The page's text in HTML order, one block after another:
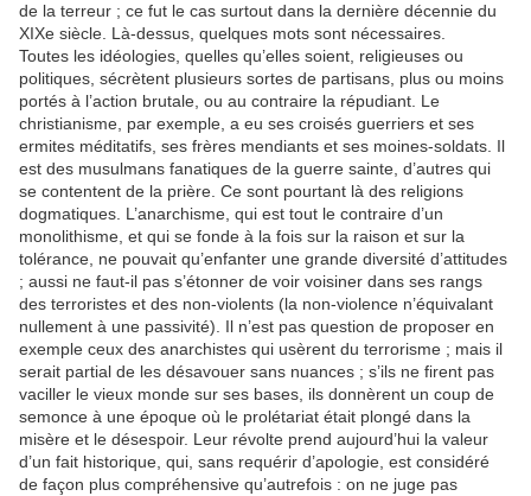
de la terreur ; ce fut le cas surtout dans la dernière décennie du
XIXe siècle. Là-dessus, quelques mots sont nécessaires.
Toutes les idéologies, quelles qu’elles soient, religieuses ou
politiques, sécrètent plusieurs sortes de partisans, plus ou moins
portés à l’action brutale, ou au contraire la répudiant. Le
christianisme, par exemple, a eu ses croisés guerriers et ses
ermites méditatifs, ses frères mendiants et ses moines-soldats. Il
est des musulmans fanatiques de la guerre sainte, d’autres qui
se contentent de la prière. Ce sont pourtant là des religions
dogmatiques. L’anarchisme, qui est tout le contraire d’un
monolithisme, et qui se fonde à la fois sur la raison et sur la
tolérance, ne pouvait qu’enfanter une grande diversité d’attitudes
; aussi ne faut-il pas s’étonner de voir voisiner dans ses rangs
des terroristes et des non-violents (la non-violence n’équivalant
nullement à une passivité). Il n’est pas question de proposer en
exemple ceux des anarchistes qui usèrent du terrorisme ; mais il
serait partial de les désavouer sans nuances ; s’ils ne firent pas
vaciller le vieux monde sur ses bases, ils donnèrent un coup de
semonce à une époque où le prolétariat était plongé dans la
misère et le désespoir. Leur révolte prend aujourd’hui la valeur
d’un fait historique, qui, sans requérir d’apologie, est considéré
de façon plus compréhensive qu’autrefois : on ne juge pas